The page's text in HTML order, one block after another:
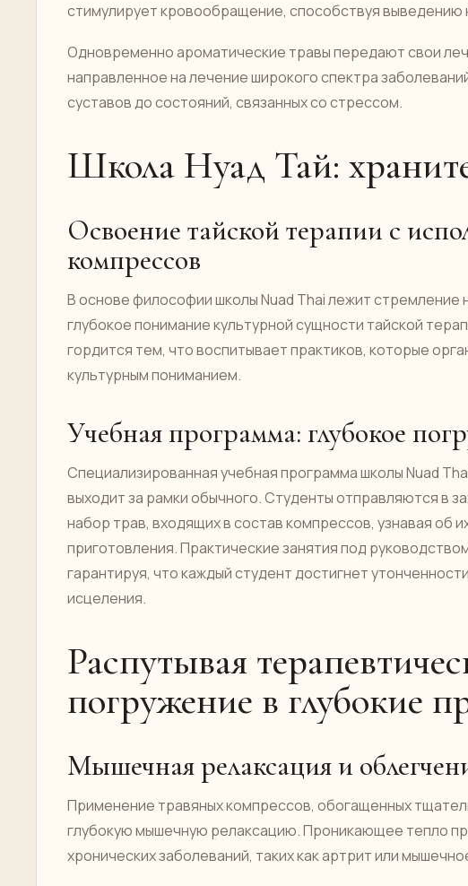
стимулирует кровообращение, способствуя выведению
Одновременно ароматические травы передают свои
направленное на лечение широкого спектра
суставов до состояний, связанных со стрессом.
Школа Нуад Тай:
Освоение тайской терапии с
компрессов
В основе философии школы Nuad Thai лежит стремление
глубокое понимание культурной сущности тайской
гордится тем, что воспитывает практиков, которые
культурным пониманием.
Учебная программа: глубокое
Специализированная учебная программа школы Nuad
выходит за рамки обычного. Студенты отправляются в
набор трав, входящих в состав компрессов, узнавая об
приготовления. Практические занятия под
гарантируя, что каждый студент достигнет
исцеления.
Распутывая
погружение в глубокие
Мышечная релаксация и
Применение травяных компрессов, обогащенных
глубокую мышечную релаксацию. Проникающее тепло
хронических заболеваний, таких как артрит или